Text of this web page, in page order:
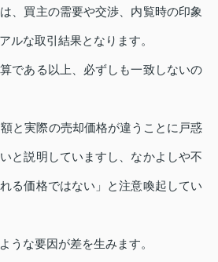
、買主の需要や交渉、内覧時の印象
ルな取引結果となります。
である以上、必ずしも一致しないの
と実際の売却価格が違うことに戸惑
と説明していますし、なかよしや不
る価格ではない」と注意喚起してい
うな要因が差を生みます。